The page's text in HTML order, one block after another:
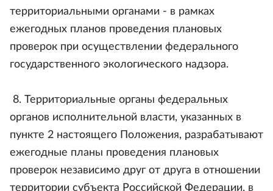
территориальными органами - в рамках
ежегодных планов проведения плановых
проверок при осуществлении федерального
государственного экологического надзора.
8. Территориальные органы федеральных
органов исполнительной власти, указанных в
пункте 2 настоящего Положения, разрабатывают
ежегодные планы проведения плановых
проверок независимо друг от друга в отношении
территории субъекта Российской Федерации, в